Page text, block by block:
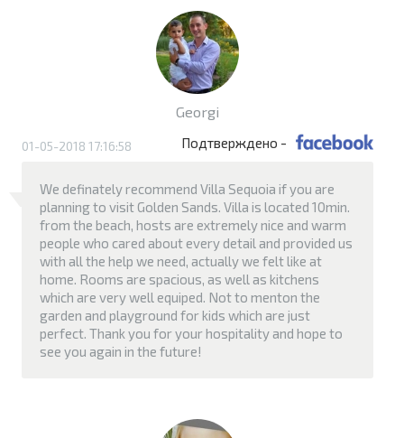
Georgi
Подтверждено -
01-05-2018 17:16:58
We definately recommend Villa Sequoia if you are
planning to visit Golden Sands. Villa is located 10min.
from the beach, hosts are extremely nice and warm
people who cared about every detail and provided us
with all the help we need, actually we felt like at
home. Rooms are spacious, as well as kitchens
which are very well equiped. Not to menton the
garden and playground for kids which are just
perfect. Thank you for your hospitality and hope to
see you again in the future!